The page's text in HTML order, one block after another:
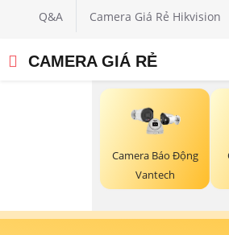
Q&A Camera Giá Rẻ Hikvision
CAMERA GIÁ RẺ
Camera Báo Động
Vantech